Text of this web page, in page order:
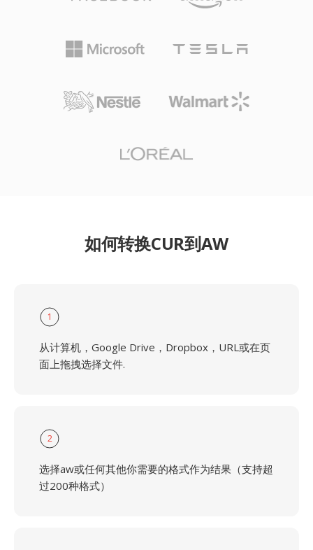
如何转换CUR到AW
1
从计算机，Google Drive，Dropbox，URL或在页
面上拖拽选择文件.
2
选择aw或任何其他你需要的格式作为结果（支持超
过200种格式）